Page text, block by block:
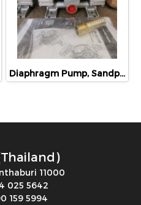
Diaphragm Pump, Sandpiper, S1FB1SGSANS600
11000
025 5642
5994